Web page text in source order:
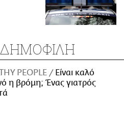
ΔΗΜΟΦΙΛΗ
PEOPLE
Είναι καλό
η βρόμη; Ένας γιατρός